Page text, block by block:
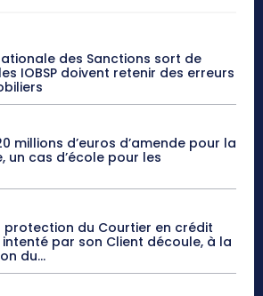
des Sanctions sort de
IOBSP doivent retenir des erreurs
millions d’euros d’amende pour la
un cas d’école pour les
protection du Courtier en crédit
par son Client découle, à la
du...